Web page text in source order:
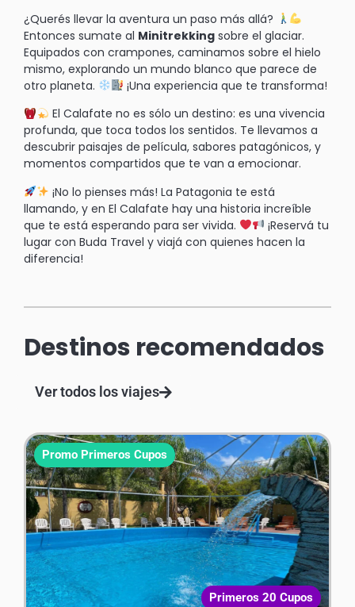
¿Querés llevar la aventura un paso más allá?
Entonces sumate al Minitrekking sobre el glaciar.
Equipados con crampones, caminamos sobre el hielo
mismo, explorando un mundo blanco que parece de
otro planeta.
¡Una experiencia que te transforma!
El Calafate no es sólo un destino: es una vivencia
profunda, que toca todos los sentidos. Te llevamos a
descubrir paisajes de película, sabores patagónicos, y
momentos compartidos que te van a emocionar.
¡No lo pienses más! La Patagonia te está
llamando, y en El Calafate hay una historia increíble
que te está esperando para ser vivida.
¡Reservá tu
lugar con Buda Travel y viajá con quienes hacen la
diferencia!
Destinos recomendados
Ver todos los viajes
Promo Primeros Cupos
Primeros 20 Cupos